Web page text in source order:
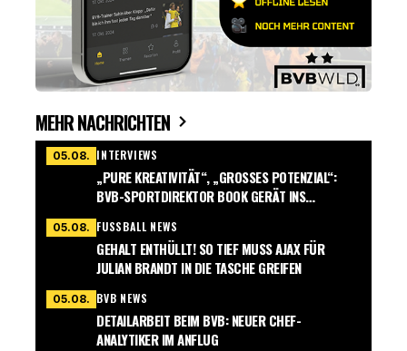
MEHR NACHRICHTEN
05.08. INTERVIEWS
„PURE KREATIVITÄT“, „GROSSES POTENZIAL“: B
VB-SPORTDIREKTOR BOOK GERÄT INS S
05.08. FUSSBALL NEWS
GEHALT ENTHÜLLT! SO TIEF MUSS AJAX FÜR
JULIAN BRANDT IN DIE TASCHE GREIFEN
05.08. BVB NEWS
DETAILARBEIT BEIM BVB: NEUER CHEF-
ANALYTIKER IM ANFLUG